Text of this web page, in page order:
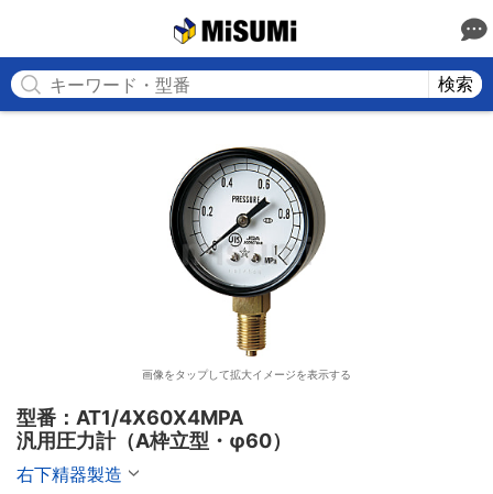
検索
画像をタップして拡大イメージを表示する
型番：AT1/4X60X4MPA
汎用圧力計（A枠立型・φ60）
右下精器製造